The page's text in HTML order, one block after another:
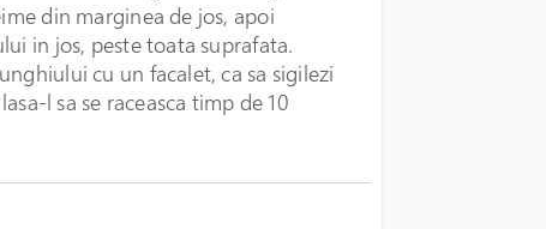
din marginea de jos, apoi
in jos, peste toata suprafata.
cu un facalet, ca sa sigilezi
l sa se raceasca timp de 10